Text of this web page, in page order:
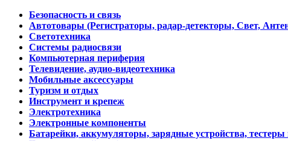
Безопасность и связь
Автотовары (Регистраторы, радар-детекторы, Свет,
Светотехника
Системы радиосвязи
Компьютерная периферия
Телевидение, аудио-видеотехника
Мобильные аксессуары
Туризм и отдых
Инструмент и крепеж
Электротехника
Электронные компоненты
Батарейки, аккумуляторы, зарядные устройства, тестеры